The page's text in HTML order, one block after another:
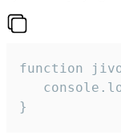
function
}